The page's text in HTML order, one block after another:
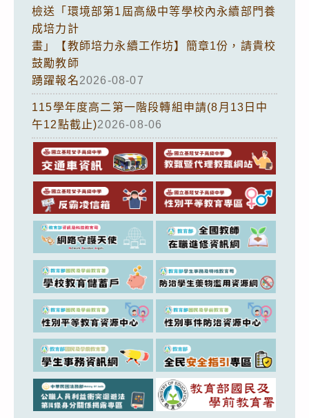
檢送「環境部第1屆高級中等學校內永續部門養
成培力計
畫」【教師培力永續工作坊】簡章1份，請貴校
鼓勵教師
踴躍報名2026-08-07
115學年度高二第一階段轉組申請(8月13日中
午12點截止)2026-08-06